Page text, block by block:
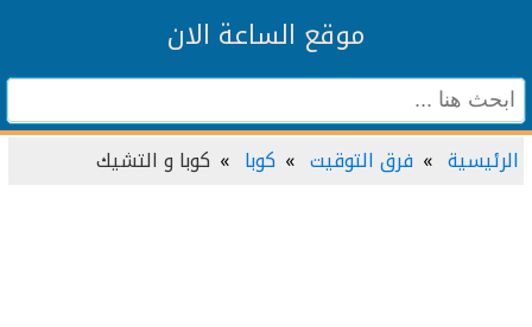
موقع الساعة الان
الرئيسية فرق التوقيت كوبا كوبا و التشيك